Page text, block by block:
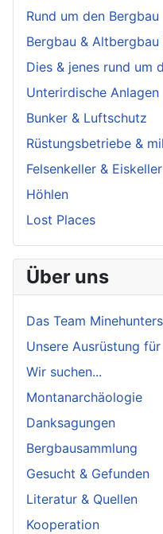
Rund um den Bergbau
Bergbau & Altbergbau
Dies & jenes rund um
Unterirdische Anlagen
Bunker & Luftschutz
Rüstungsbetriebe &
Felsenkeller & Eiskeller
Höhlen
Lost Places
Über uns
Das Team Minehunters
Unsere Ausrüstung
Wir suchen...
Montanarchäologie
Danksagungen
Bergbausammlung
Gesucht & Gefunden
Literatur & Quellen
Kooperation